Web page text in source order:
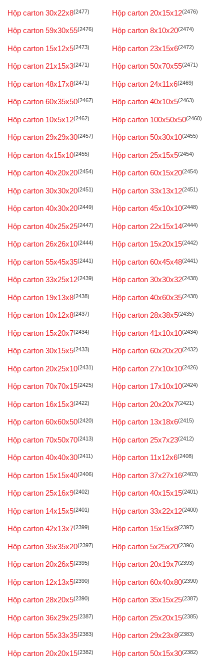
Hộp carton 30x22x8(2477) Hộp carton 20x15x12(2476)
Hộp carton 59x30x55(2476) Hộp carton 8x10x20(2474)
Hộp carton 15x12x5(2473) Hộp carton 23x15x6(2472)
Hộp carton 21x15x3(2471) Hộp carton 50x70x55(2471)
Hộp carton 48x17x8(2471) Hộp carton 24x11x6(2469)
Hộp carton 60x35x50(2467) Hộp carton 40x10x5(2463)
Hộp carton 10x5x12(2462) Hộp carton 100x50x50(2460)
Hộp carton 29x29x30(2457) Hộp carton 50x30x10(2455)
Hộp carton 4x15x10(2455) Hộp carton 25x15x5(2454)
Hộp carton 40x20x20(2454) Hộp carton 60x15x20(2454)
Hộp carton 30x30x20(2451) Hộp carton 33x13x12(2451)
Hộp carton 40x30x20(2449) Hộp carton 45x10x10(2448)
Hộp carton 40x25x25(2447) Hộp carton 22x15x14(2444)
Hộp carton 26x26x10(2444) Hộp carton 15x20x15(2442)
Hộp carton 55x45x35(2441) Hộp carton 60x45x48(2441)
Hộp carton 33x25x12(2439) Hộp carton 30x30x32(2438)
Hộp carton 19x13x8(2438) Hộp carton 40x60x35(2438)
Hộp carton 10x12x8(2437) Hộp carton 28x38x5(2435)
Hộp carton 15x20x7(2434) Hộp carton 41x10x10(2434)
Hộp carton 30x15x5(2433) Hộp carton 60x20x20(2432)
Hộp carton 20x25x10(2431) Hộp carton 27x10x10(2426)
Hộp carton 70x70x15(2425) Hộp carton 17x10x10(2424)
Hộp carton 16x15x3(2422) Hộp carton 20x20x7(2421)
Hộp carton 60x60x50(2420) Hộp carton 13x18x6(2415)
Hộp carton 70x50x70(2413) Hộp carton 25x7x23(2412)
Hộp carton 40x40x30(2411) Hộp carton 11x12x6(2408)
Hộp carton 15x15x40(2406) Hộp carton 37x27x16(2403)
Hộp carton 25x16x9(2402) Hộp carton 40x15x15(2401)
Hộp carton 14x15x5(2401) Hộp carton 33x22x12(2400)
Hộp carton 42x13x7(2399) Hộp carton 15x15x8(2397)
Hộp carton 35x35x20(2397) Hộp carton 5x25x20(2396)
Hộp carton 20x26x5(2395) Hộp carton 20x19x7(2393)
Hộp carton 12x13x5(2390) Hộp carton 60x40x80(2390)
Hộp carton 28x20x5(2390) Hộp carton 35x15x25(2387)
Hộp carton 36x29x25(2387) Hộp carton 25x20x15(2385)
Hộp carton 55x33x35(2383) Hộp carton 29x23x8(2383)
Hộp carton 20x20x15(2382) Hộp carton 50x15x30(2382)